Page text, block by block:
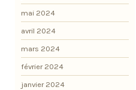
mai 2024
avril 2024
mars 2024
février 2024
janvier 2024